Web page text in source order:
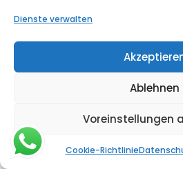
Dienste verwalten
Ablehnen
Voreinstellungen
Cookie-Richtlinie